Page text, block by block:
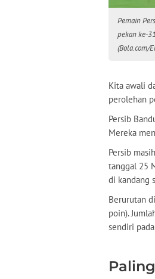
Pemain
pekan ke-
(Bola.com/
Kita awali
perolehan
Persib
Mereka
Persib
tanggal 25
di kandang
Berurutan
poin).
sendiri